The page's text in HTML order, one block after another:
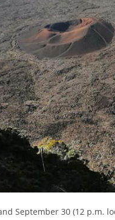
September 30 (12 p.m.